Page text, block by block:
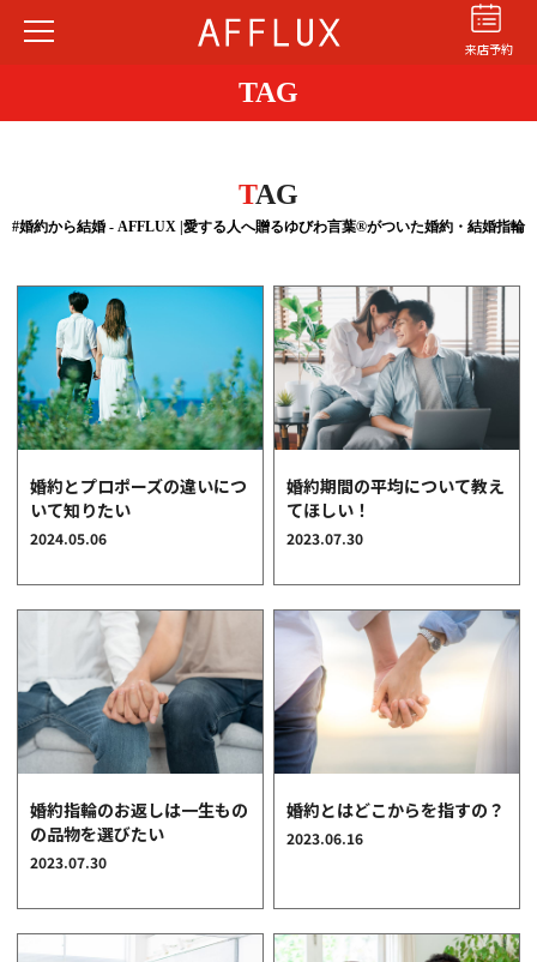
来店予約
セットリング
商品カテゴリ
ショップ
AFFLUXについて
無限大のオーダーメイド
ゆびわ言葉®
お役立ち記事
フェア・ニュース
ブログ・お客様の声
カタログ請求
06-7777-7370
よくあるご質問| 会社概要 |
採用情報
TAG
TAG
#婚約から結婚 - AFFLUX |愛する人へ贈るゆびわ言葉®がついた婚約・結婚指輪
婚約とプロポーズの違いにつ
いて知りたい
2024.05.06
婚約期間の平均について教え
てほしい！
2023.07.30
婚約指輪のお返しは一生もの
の品物を選びたい
2023.07.30
婚約とはどこからを指すの？
2023.06.16